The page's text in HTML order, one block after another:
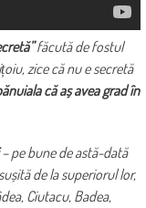
făcută de fostul
zice că nu e secretă
că aș avea grad în
pe bune de astă-dată
de la superiorul lor,
Ciutacu, Badea,